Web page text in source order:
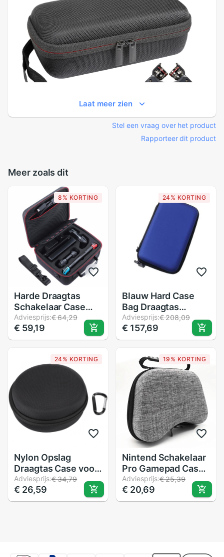
Laat meer zien
Stel een vraag over het product
Rapporteer dit product
Meer zoals dit
8% KORTING
Harde Draagtas
Schakelaar Case
Tas Compatibel Met
Nintendo Switch
Systeem
Nintend Schakelaar,
Travel Case Pro
Controller
Adviesprijs:€ 64,29
€ 59,19
24% KORTING
Blauw Hard Case
Bag Draagtas
Mouwen voor
Nintendo DSL NDS
Lite
Adviesprijs:€ 208,09
€ 157,69
24% KORTING
Nylon Opslag
Draagtas Case voor
Sony NW-WS623
Bluetooth Headset
Beengeleiding
Adviesprijs:€ 34,79
€ 26,59
19% KORTING
Nintend Schakelaar
Pro Gamepad Case
Tas Beschermhoes
Hard Shell Cover
Draagtas Voor
Adviesprijs:€ 25,39
€ 20,69